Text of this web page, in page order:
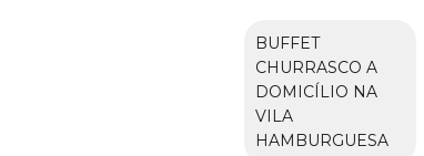
BUFFET
CHURRASCO A
DOMICÍLIO NA
VILA
HAMBURGUESA